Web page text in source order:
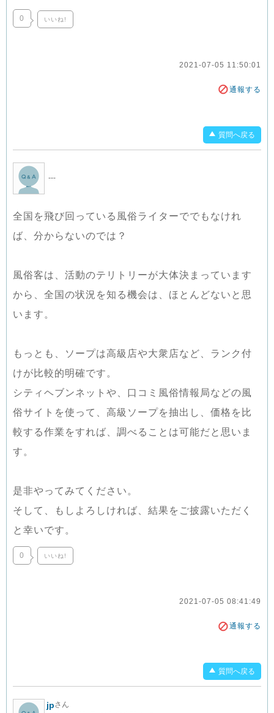
0 いいね!
2021-07-05 11:50:01
通報する
質問へ戻る
---
全国を飛び回っている風俗ライターででもなけれ
ば、分からないのでは？
風俗客は、活動のテリトリーが大体決まっています
から、全国の状況を知る機会は、ほとんどないと思
います。
もっとも、ソープは高級店や大衆店など、ランク付
けが比較的明確です。
シティヘブンネットや、口コミ風俗情報局などの風
俗サイトを使って、高級ソープを抽出し、価格を比
較する作業をすれば、調べることは可能だと思いま
す。
是非やってみてください。
そして、もしよろしければ、結果をご披露いただく
と幸いです。
0 いいね!
2021-07-05 08:41:49
通報する
質問へ戻る
jpさん